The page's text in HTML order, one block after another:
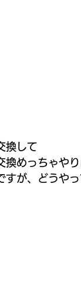
換して
換めっちゃや
すが、どうや